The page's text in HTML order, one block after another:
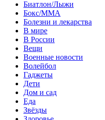
Биатлон/Лыжи
Бокс/MMA
Болезни и лекарства
В мире
В России
Вещи
Военные новости
Волейбол
Гаджеты
Дети
Дом и сад
Еда
Звёзды